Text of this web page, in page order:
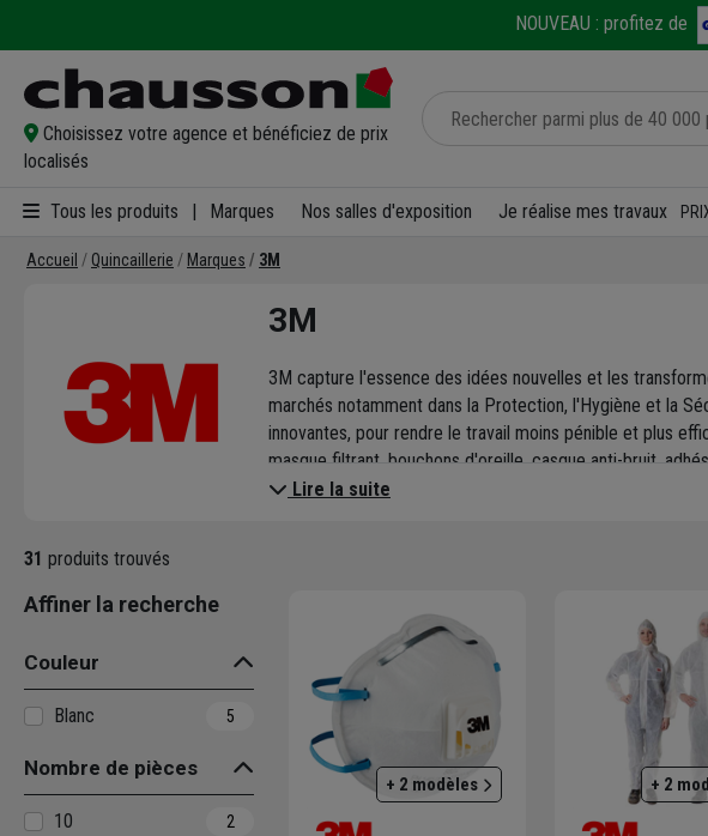
NOUVEAU : profitez de
Choisissez votre agence et bénéficiez de prix
localisés
Tous les produits Marques Nos salles d'exposition Je réalise mes travaux
Accueil Quincaillerie Marques 3M
3M
3M capture l'essence des idées nouvelles et les
marchés notamment dans la Protection, l'Hygiène et la
innovantes, pour rendre le travail moins pénible et plus
masque filtrant, bouchons d'oreille, casque anti-bruit,
Lire la suite
31 produits trouvés
Affiner la recherche
Couleur
Blanc 5
Nombre de pièces
10 2
+ 2 modèles + 2